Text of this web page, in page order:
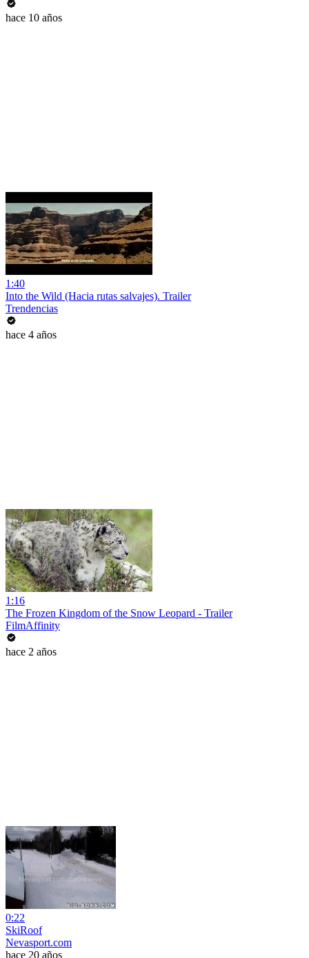
hace 10 años
1:40
Into the Wild (Hacia rutas salvajes). Trailer
Trendencias
hace 4 años
1:16
The Frozen Kingdom of the Snow Leopard - Trailer
FilmAffinity
hace 2 años
0:22
SkiRoof
Nevasport.com
hace 20 años